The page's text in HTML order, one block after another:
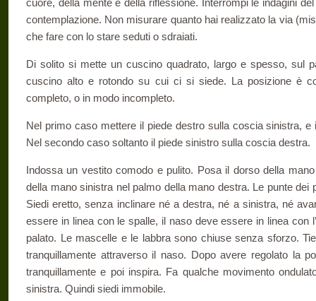
cuore, della mente e della riflessione. Interrompi le indagini
contemplazione. Non misurare quanto hai realizzato la via
che fare con lo stare seduti o sdraiati.
Di solito si mette un cuscino quadrato, largo e spesso, sul
cuscino alto e rotondo su cui ci si siede. La posizione è
completo, o in modo incompleto.
Nel primo caso mettere il piede destro sulla coscia sinistra,
Nel secondo caso soltanto il piede sinistro sulla coscia destra.
Indossa un vestito comodo e pulito. Posa il dorso della
della mano sinistra nel palmo della mano destra. Le punte dei
Siedi eretto, senza inclinare né a destra, né a sinistra, né
essere in linea con le spalle, il naso deve essere in linea con
palato. Le mascelle e le labbra sono chiuse senza sforzo.
tranquillamente attraverso il naso. Dopo avere regolato la
tranquillamente e poi inspira. Fa qualche movimento
sinistra. Quindi siedi immobile.